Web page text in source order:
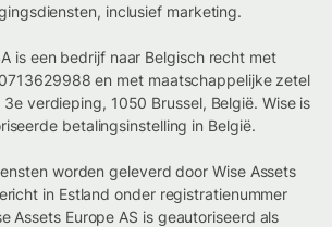
inclusief marketing.
is een bedrijf naar Belgisch recht met
en met maatschappelijke zetel
verdieping, 1050 Brussel, België. Wise is
betalingsinstelling in België.
worden geleverd door Wise Assets
in Estland onder registratienummer
Assets Europe AS is geautoriseerd als